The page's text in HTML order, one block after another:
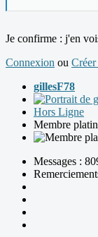
Je confirme : j'en
Connexion ou
gillesF78
Hors Ligne
Membre
Messages :